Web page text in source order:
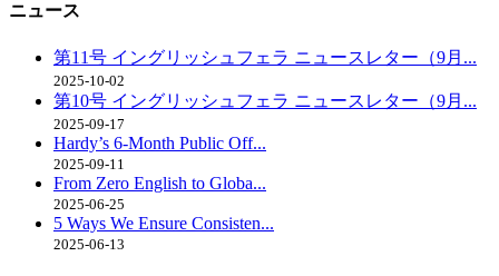
ニュース
第11号 イングリッシュフェラ ニュースレター（9月...
2025-10-02
第10号 イングリッシュフェラ ニュースレター（9月...
2025-09-17
Hardy’s 6-Month Public Off...
2025-09-11
From Zero English to Globa...
2025-06-25
5 Ways We Ensure Consisten...
2025-06-13